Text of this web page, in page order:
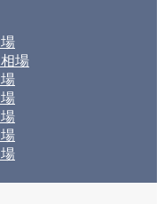
場